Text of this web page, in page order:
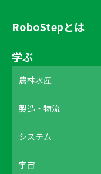
RoboStepとは
学ぶ
農林水産
製造・物流
システム
宇宙